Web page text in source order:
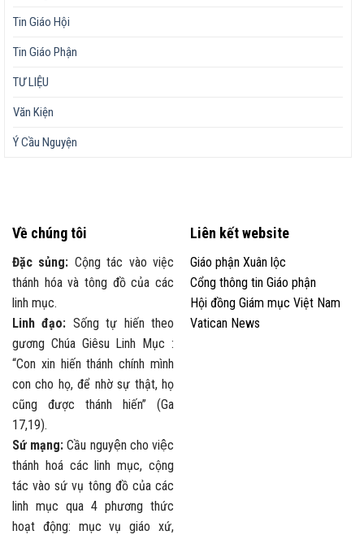
Tin Giáo Hội
Tin Giáo Phận
TƯ LIỆU
Văn Kiện
Ý Cầu Nguyện
Về chúng tôi
Đặc sủng: Cộng tác vào việc
thánh hóa và tông đồ của các
linh mục.
Linh đạo: Sống tự hiến theo
gương Chúa Giêsu Linh Mục :
“Con xin hiến thánh chính mình
con cho họ, để nhờ sự thật, họ
cũng được thánh hiến” (Ga
17,19).
Sứ mạng: Cầu nguyện cho việc
thánh hoá các linh mục, cộng
tác vào sứ vụ tông đồ của các
linh mục qua 4 phương thức
hoạt động: mục vụ giáo xứ,
Liên kết website
Giáo phận Xuân lộc
Cổng thông tin Giáo phận
Hội đồng Giám mục Việt Nam
Vatican News